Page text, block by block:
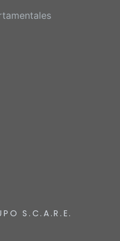
S.C.A.R.E.